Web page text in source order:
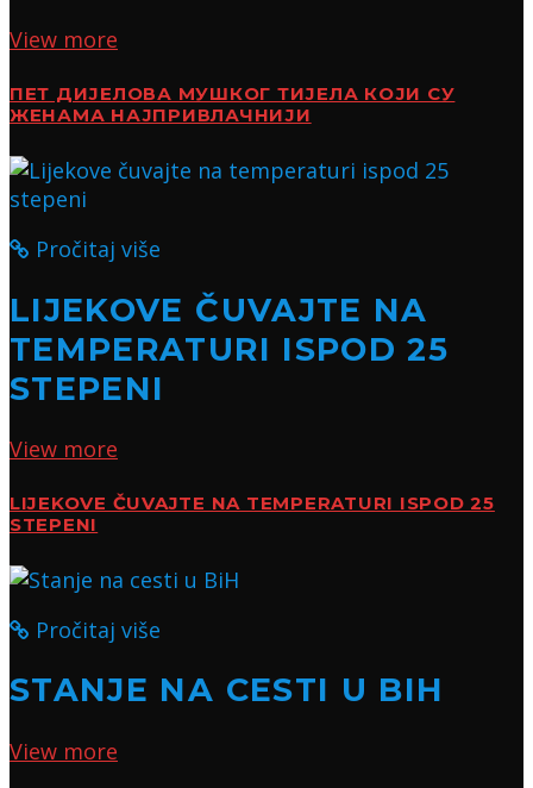
View more
ПЕТ ДИЈЕЛОВА МУШКОГ ТИЈЕЛА КОЈИ СУ
ЖЕНАМА НАЈПРИВЛАЧНИЈИ
Pročitaj više
LIJEKOVE ČUVAJTE NA
TEMPERATURI ISPOD 25
STEPENI
View more
LIJEKOVE ČUVAJTE NA TEMPERATURI ISPOD 25
STEPENI
Pročitaj više
STANJE NA CESTI U BIH
View more